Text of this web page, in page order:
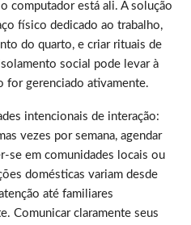
computador está ali. A solução
físico dedicado ao trabalho,
do quarto, e criar rituais de
social pode levar à
for gerenciado ativamente.
intencionais de interação:
vezes por semana, agendar
se em comunidades locais ou
domésticas variam desde
até familiares
Comunicar claramente seus